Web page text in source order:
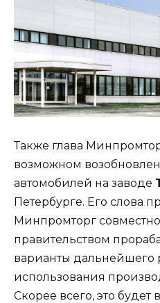
Также глава
возможном
автомобилей на заводе
Петербурге. Его слова
Минпромторг
правительством
варианты дальнейшего
использования
Скорее всего, это будет